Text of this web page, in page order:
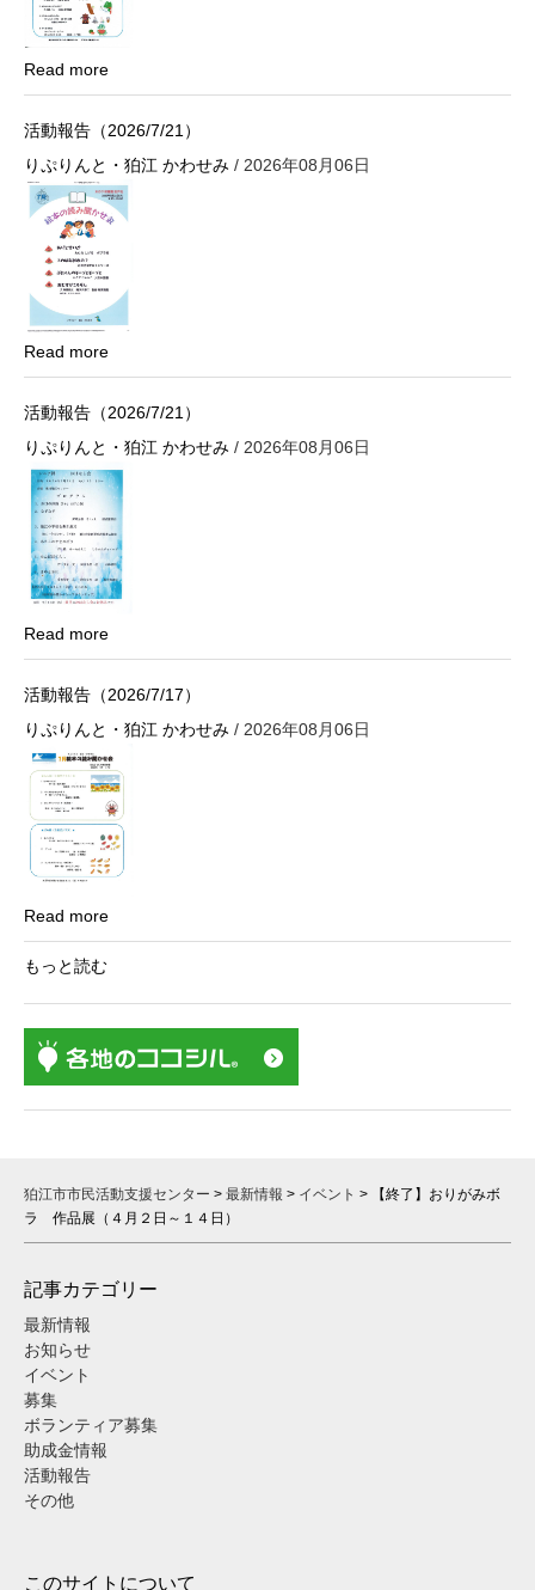
Read more
活動報告（2026/7/21）
りぷりんと・狛江 かわせみ / 2026年08月06日
Read more
活動報告（2026/7/21）
りぷりんと・狛江 かわせみ / 2026年08月06日
Read more
活動報告（2026/7/17）
りぷりんと・狛江 かわせみ / 2026年08月06日
Read more
もっと読む
狛江市市民活動支援センター > 最新情報 > イベント >
【終了】おりがみボ
ラ 作品展（４月２日～１４日）
記事カテゴリー
最新情報
お知らせ
イベント
募集
ボランティア募集
助成金情報
活動報告
その他
このサイトについて